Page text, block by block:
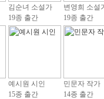
김순녀 소설가
19종 출간
변영희 소설
19종 출간
예시원 시인
15종 출간
민문자 작가
14종 출간